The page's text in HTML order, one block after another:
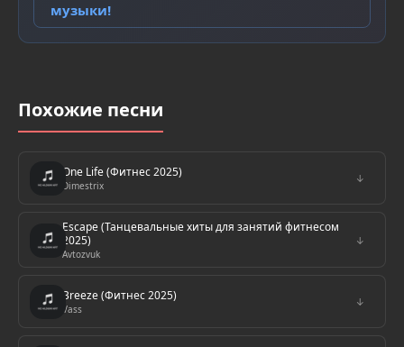
музыки!
Похожие песни
One Life (Фитнес 2025)
Dimestrix
↓
Escape (Танцевальные хиты для занятий фитнесом
2025)
Avtozvuk
↓
Breeze (Фитнес 2025)
Vass
↓